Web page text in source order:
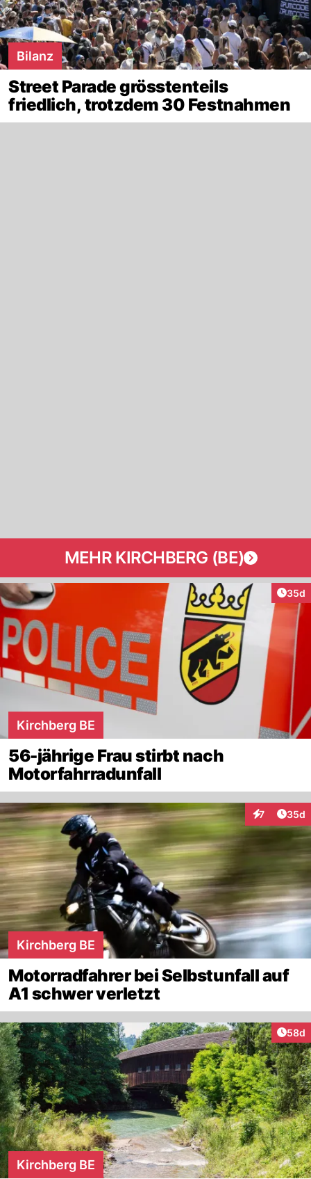
Bilanz
Street Parade grösstenteils
friedlich, trotzdem 30 Festnahmen
MEHR KIRCHBERG (BE)
35d
Kirchberg BE
56-jährige Frau stirbt nach
Motorfahrradunfall
7
Interaktionen
35d
Kirchberg BE
Motorradfahrer bei Selbstunfall auf
A1 schwer verletzt
58d
Kirchberg BE